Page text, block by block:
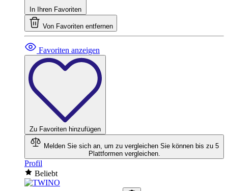
In Ihren Favoriten
Von Favoriten entfernen
Favoriten anzeigen
Zu Favoriten hinzufügen
Melden Sie sich an, um zu vergleichen Sie können bis zu 5
Plattformen vergleichen.
Profil
Beliebt